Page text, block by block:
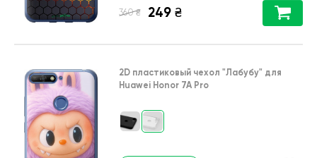
360 ₴ 249 ₴
2D пластиковый чехол "Лабубу" для
Huawei Honor 7A Pro